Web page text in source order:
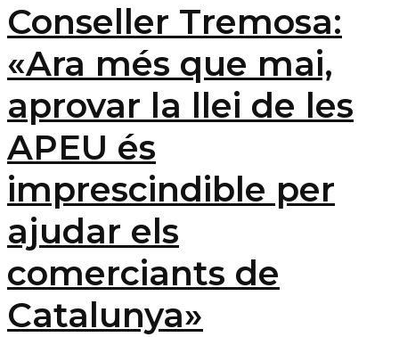
Conseller Tremosa:
«Ara més que mai,
aprovar la llei de les
APEU és
imprescindible per
ajudar els
comerciants de
Catalunya»